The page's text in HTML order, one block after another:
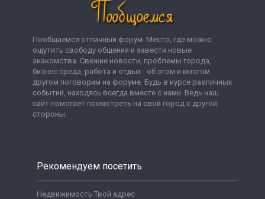
Пообщаемся отличный форум. Место, где можно
ощутить свободу общения и завести новые
знакомства. Свежие новости, проблемы города,
бизнес среда, работа и отдых - об этом и многом
другом поговорим на форуме. Будь в курсе различных
событий, находясь всегда вместе с нами. Ведь наш
сайт помогает посмотреть на свой город с другой
стороны.
Рекомендуем посетить
Недвижимость Твой адрес